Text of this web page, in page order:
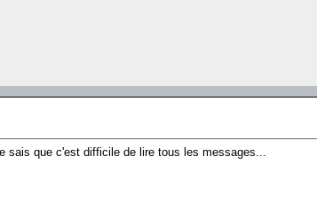
sais que c'est difficile de lire tous les messages...